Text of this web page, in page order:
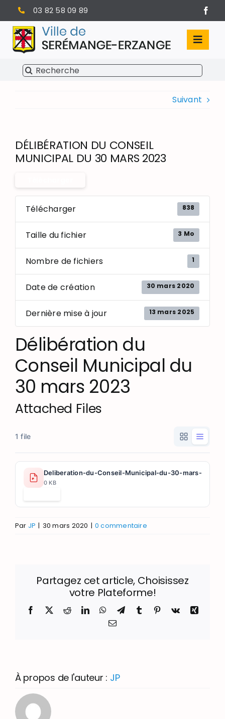
Passer
au
contenu
03 82 58 09 89
SÉRÉMANGE-ERZANGE
INFOS PRATIQUES
Rechercher:
Suivant
DÉLIBÉRATION DU CONSEIL
MUNICIPAL DU 30 MARS 2023
Télécharger 838
Taille du fichier 3 Mo
Nombre de fichiers 1
Date de création 30 mars 2020
Dernière mise à jour 13 mars 2025
Délibération du
Conseil Municipal du
30 mars 2023
Attached Files
1 file
Deliberation-du-Conseil-Municipal-du-30-mars-
0 KB
Par JP | 30 mars 2020 | 0 commentaire
Partagez cet article, Choisissez
votre Plateforme!
Facebook
X RedditLinkedInWhatsApp
TelegramTumblr Pinterest
Vk
Xing
Email
À propos de l'auteur : JP